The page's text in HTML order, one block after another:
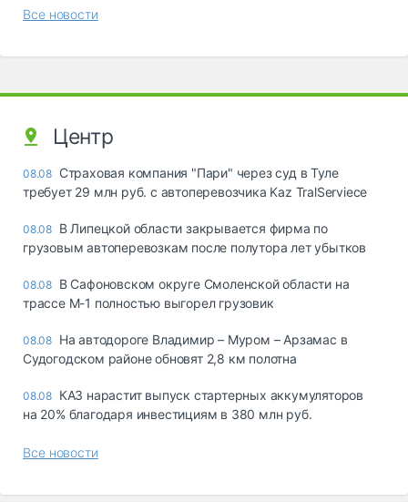
Все новости
Центр
08.08 Страховая компания "Пари" через суд в Туле
требует 29 млн руб. с автоперевозчика Kaz TralServiece
08.08 В Липецкой области закрывается фирма по
грузовым автоперевозкам после полутора лет убытков
08.08 В Сафоновском округе Смоленской области на
трассе М-1 полностью выгорел грузовик
08.08 На автодороге Владимир – Муром – Арзамас в
Судогодском районе обновят 2,8 км полотна
08.08 КАЗ нарастит выпуск стартерных аккумуляторов
на 20% благодаря инвестициям в 380 млн руб.
Все новости